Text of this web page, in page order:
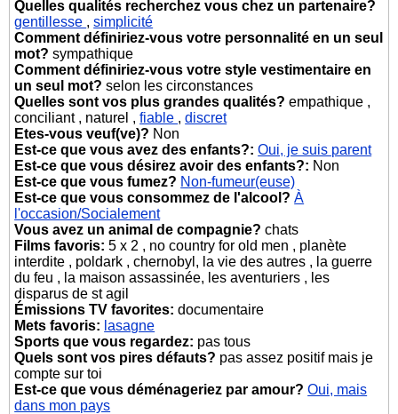
Quelles qualités recherchez vous chez un partenaire?
gentillesse ,simplicité
Comment définiriez-vous votre personnalité en un seul
mot? sympathique
Comment définiriez-vous votre style vestimentaire en
un seul mot? selon les circonstances
Quelles sont vos plus grandes qualités? empathique ,
conciliant , naturel ,fiable ,discret
Etes-vous veuf(ve)? Non
Est-ce que vous avez des enfants?: Oui, je suis parent
Est-ce que vous désirez avoir des enfants?: Non
Est-ce que vous fumez? Non-fumeur(euse)
Est-ce que vous consommez de l'alcool? À
l'occasion/Socialement
Vous avez un animal de compagnie? chats
Films favoris: 5 x 2 , no country for old men , planète
interdite , poldark , chernobyl, la vie des autres , la guerre
du feu , la maison assassinée, les aventuriers , les
disparus de st agil
Émissions TV favorites: documentaire
Mets favoris: lasagne
Sports que vous regardez: pas tous
Quels sont vos pires défauts? pas assez positif mais je
compte sur toi
Est-ce que vous déménageriez par amour? Oui, mais
dans mon pays